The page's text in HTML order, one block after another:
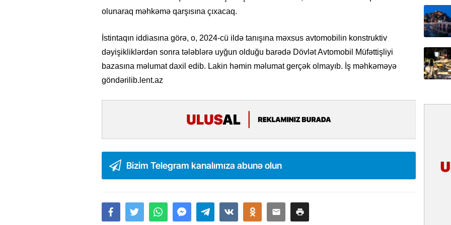
olunaraq məhkəmə qarşısına çıxacaq.
İstintaqın iddiasına görə, o, 2024-cü ildə tanışına məxsus avtomobilin konstruktiv
dəyişikliklərdən sonra tələblərə uyğun olduğu barədə Dövlət Avtomobil Müfəttişliyi
bazasına məlumat daxil edib. Lakin həmin məlumat gerçək olmayıb. İş məhkəməyə
göndərilib.lent.az
Bizim Telegram kanalımıza abunə olun
İlin ilk
çox
Yeni